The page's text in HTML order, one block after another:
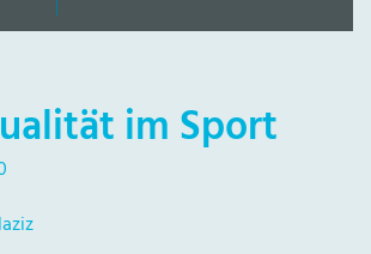
im Sport